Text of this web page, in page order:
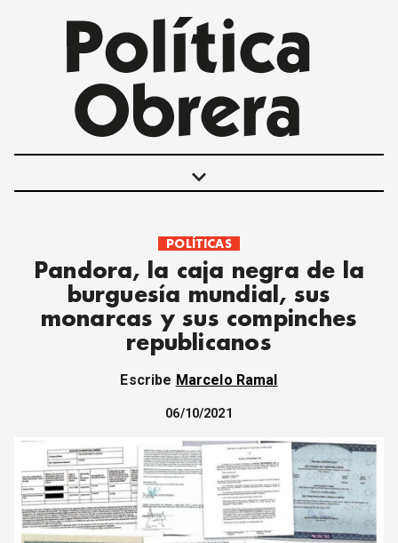
keyboard_arrow_down
POLÍTICAS
INTERNACIONALES
MOVIMIENTO OBRERO
MUJER
ECONOMÍA
JUVENTUD
CORREO DE LECTORES
ARCHIVO
DECLARACIONES
OPINIÓN
ALTAMIRA RESPONDE
POLÍTICAS
Pandora, la caja negra de la
burguesía mundial, sus
monarcas y sus compinches
republicanos
Escribe Marcelo Ramal
06/10/2021